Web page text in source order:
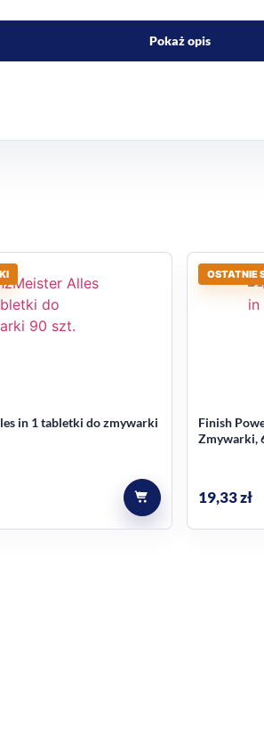
porównujesz różne środki do
na 36 myć.
zmywarki.
Pokaż opis
in 1 tabletki do zmywarki
OSTATNIE
Finish
Zmywarki,
19,33zł